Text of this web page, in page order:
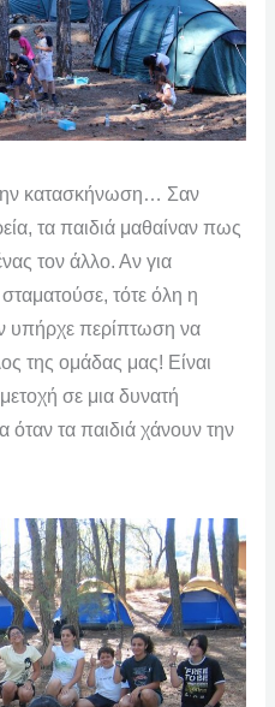
κατασκήνωση… Σαν
τα παιδιά μαθαίναν πως
τον άλλο. Αν για
τότε όλη η
υπήρχε περίπτωση να
της ομάδας μας! Είναι
σε μια δυνατή
όταν τα παιδιά χάνουν την